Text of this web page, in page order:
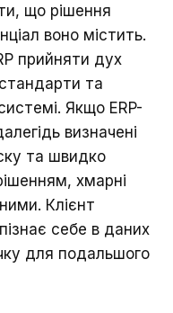
що рішення
воно містить.
прийняти дух
та
Якщо ERP-
визначені
та швидко
хмарні
Клієнт
себе в даних
для подальшого